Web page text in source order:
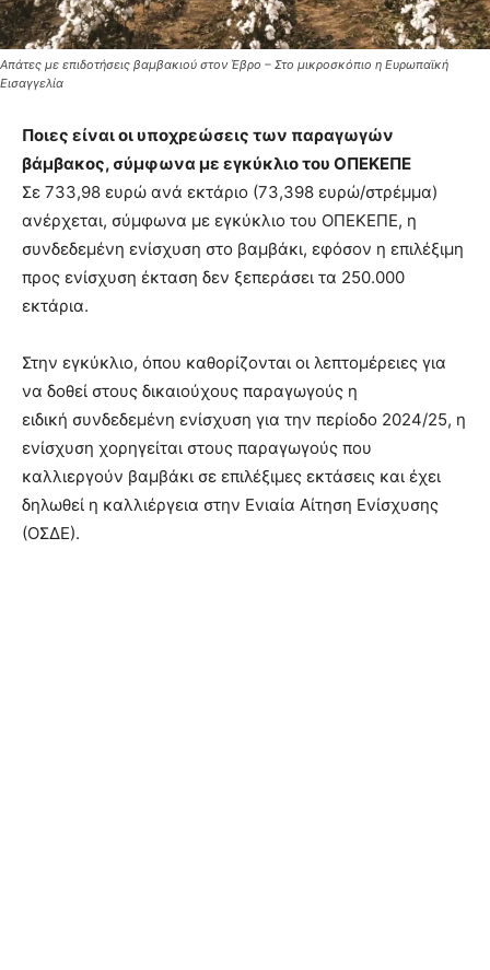
Απάτες με επιδοτήσεις βαμβακιού στον Έβρο – Στο μικροσκόπιο η Ευρωπαϊκή
Εισαγγελία
Ποιες είναι οι υποχρεώσεις των παραγωγών
βάμβακος, σύμφωνα με εγκύκλιο του ΟΠΕΚΕΠΕ
Σε 733,98 ευρώ ανά εκτάριο (73,398 ευρώ/στρέμμα)
ανέρχεται, σύμφωνα με εγκύκλιο του ΟΠΕΚΕΠΕ, η
συνδεδεμένη ενίσχυση στο βαμβάκι, εφόσον η επιλέξιμη
προς ενίσχυση έκταση δεν ξεπεράσει τα 250.000
εκτάρια.
Στην εγκύκλιο, όπου καθορίζονται οι λεπτομέρειες για
να δοθεί στους δικαιούχους παραγωγούς η
ειδική συνδεδεμένη ενίσχυση για την περίοδο 2024/25, η
ενίσχυση χορηγείται στους παραγωγούς που
καλλιεργούν βαμβάκι σε επιλέξιμες εκτάσεις και έχει
δηλωθεί η καλλιέργεια στην Ενιαία Αίτηση Ενίσχυσης
(ΟΣΔΕ).